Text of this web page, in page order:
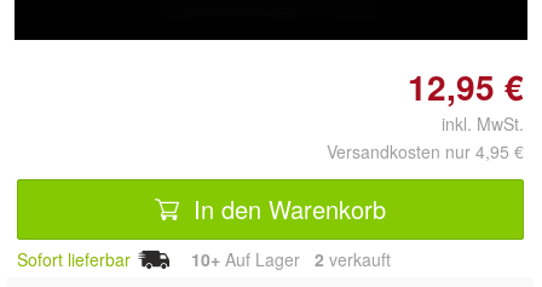
12,95 €
inkl. MwSt.
Versandkosten nur 4,95 €
In den Warenkorb
Sofort lieferbar 10+ Auf Lager 2 verkauft